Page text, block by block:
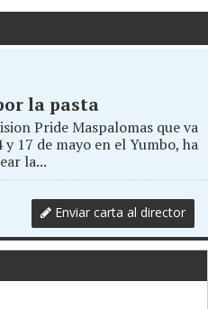
la pasta
Pride Maspalomas que va
17 de mayo en el Yumbo, ha
la...
Enviar carta al director